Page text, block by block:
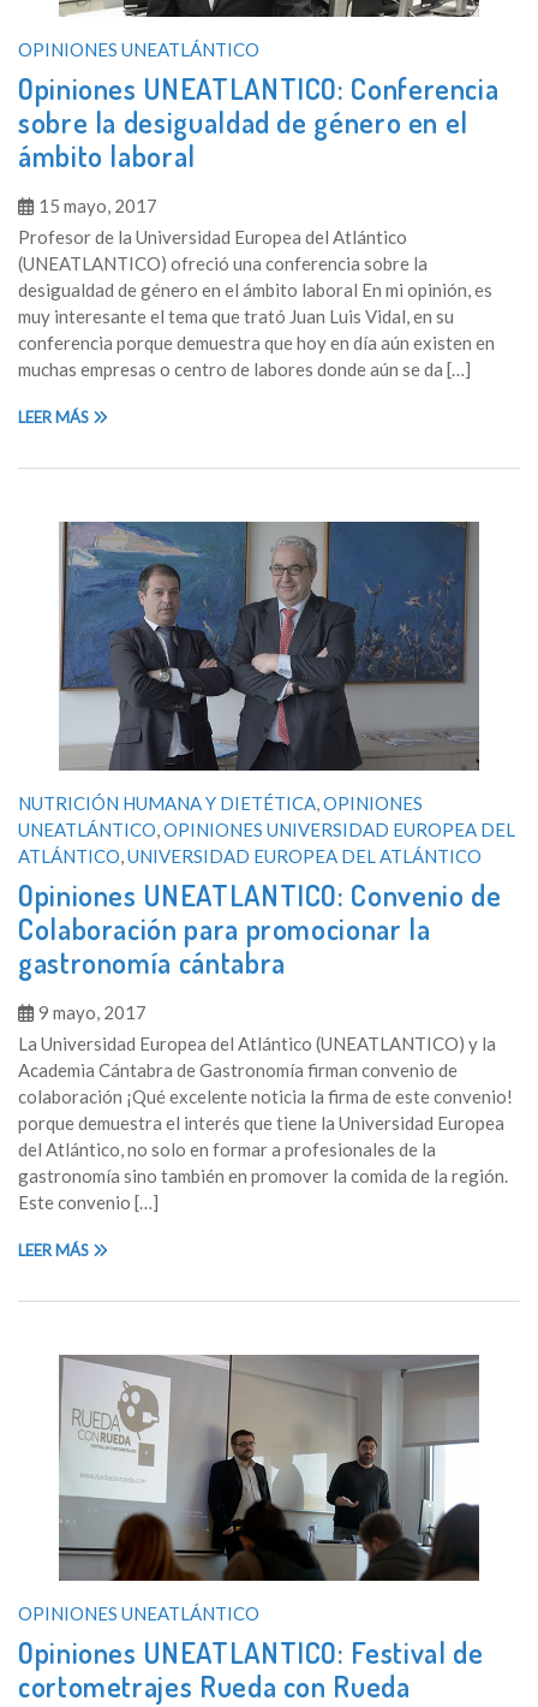
OPINIONES UNEATLÁNTICO
Opiniones UNEATLANTICO: Conferencia
sobre la desigualdad de género en el
ámbito laboral
15 mayo, 2017
Profesor de la Universidad Europea del Atlántico
(UNEATLANTICO) ofreció una conferencia sobre la
desigualdad de género en el ámbito laboral En mi opinión, es
muy interesante el tema que trató Juan Luis Vidal, en su
conferencia porque demuestra que hoy en día aún existen en
muchas empresas o centro de labores donde aún se da […]
LEER MÁS
NUTRICIÓN HUMANA Y DIETÉTICA,OPINIONES
UNEATLÁNTICO,OPINIONES UNIVERSIDAD EUROPEA DEL
ATLÁNTICO,UNIVERSIDAD EUROPEA DEL ATLÁNTICO
Opiniones UNEATLANTICO: Convenio de
Colaboración para promocionar la
gastronomía cántabra
9 mayo, 2017
La Universidad Europea del Atlántico (UNEATLANTICO) y la
Academia Cántabra de Gastronomía firman convenio de
colaboración ¡Qué excelente noticia la firma de este convenio!
porque demuestra el interés que tiene la Universidad Europea
del Atlántico, no solo en formar a profesionales de la
gastronomía sino también en promover la comida de la región.
Este convenio […]
LEER MÁS
OPINIONES UNEATLÁNTICO
Opiniones UNEATLANTICO: Festival de
cortometrajes Rueda con Rueda